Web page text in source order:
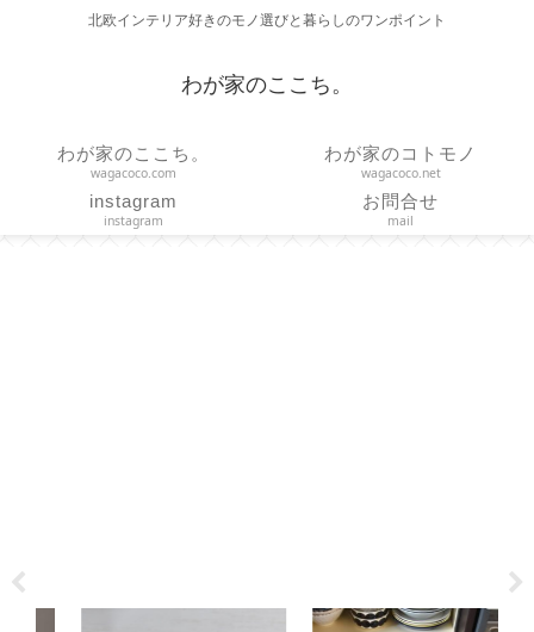
北欧インテリア好きのモノ選びと暮らしのワンポイント
わが家のここち。
わが家のここち。
wagacoco.com
わが家のコトモノ
wagacoco.net
instagram
instagram
お問合せ
mail